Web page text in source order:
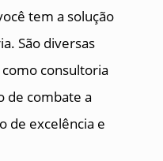
tem a solução
São diversas
consultoria
de combate a
de excelência e